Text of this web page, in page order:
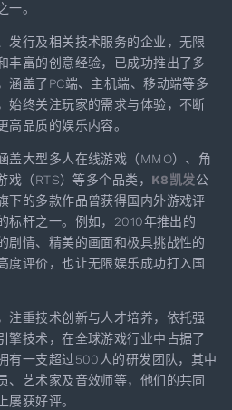
一。
发行及相关技术服务的企业，无限
丰富的创意经验，已成功推出了多
涵盖了PC端、主机端、移动端等多
始终关注玩家的需求与体验，不断
高品质的娱乐内容。
盖大型多人在线游戏（MMO）、角
（RTS）等多个品类， K8凯发公
下的多款作品曾获得国内外游戏评
标杆之一。例如，2010年推出的
剧情、精美的画面和极具挑战性的
度评价，也让无限娱乐成功打入国
注重技术创新与人才培养，依托强
擎技术，在全球游戏行业中占据了
有一支超过500人的研发团队，其中
、艺术家及音效师等，他们的共同
屡获好评。